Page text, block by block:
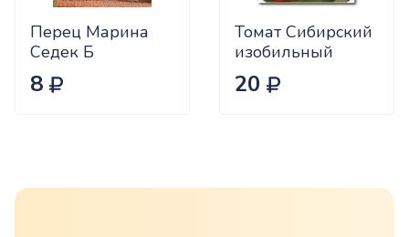
Перец Марина
Седек Б
8
Томат Сибирский
изобильный
Сиб.сад Ц
20